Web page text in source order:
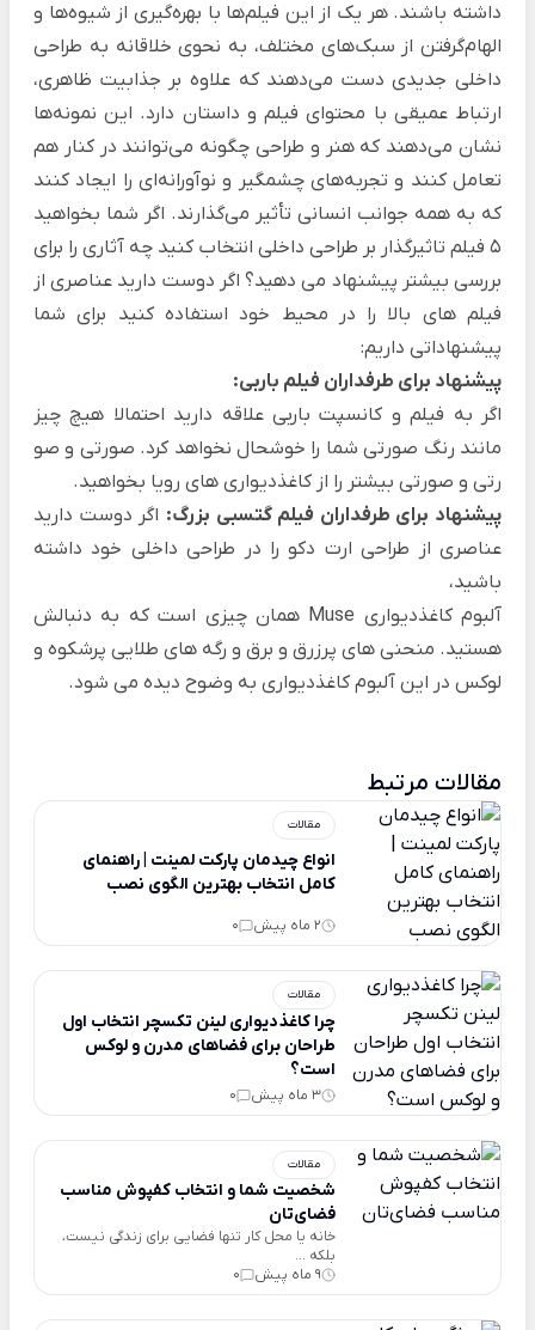
داشته باشند. هر یک از این فیلم‌ها با بهره‌گیری از شیوه‌ها و
الهام‌گرفتن از سبک‌های مختلف، به نحوی خلاقانه به طراحی
داخلی جدیدی دست می‌دهند که علاوه بر جذابیت ظاهری،
ارتباط عمیقی با محتوای فیلم و داستان دارد. این نمونه‌ها
نشان می‌دهند که هنر و طراحی چگونه می‌توانند در کنار هم
تعامل کنند و تجربه‌های چشمگیر و نوآورانه‌ای را ایجاد کنند
که به همه جوانب انسانی تأثیر می‌گذارند. اگر شما بخواهید
5 فیلم تاثیرگذار بر طراحی داخلی انتخاب کنید چه آثاری را برای
بررسی بیشتر پیشنهاد می دهید؟ اگر دوست دارید عناصری از
فیلم های بالا را در محیط خود استفاده کنید برای شما
پیشنهاداتی داریم:
پیشنهاد برای طرفداران فیلم باربی:
اگر به فیلم و کانسپت باربی علاقه دارید احتمالا هیچ چیز
مانند رنگ صورتی شما را خوشحال نخواهد کرد. صورتی و صو
رتی و صورتی بیشتر را از کاغذدیواری های رویا بخواهید.
پیشنهاد برای طرفداران فیلم گتسبی بزرگ: اگر دوست دارید
عناصری از طراحی ارت دکو را در طراحی داخلی خود داشته
باشید،
آلبوم کاغذدیواری Muse
همان چیزی است که به دنبالش
هستید. منحنی های پرزرق و برق و رگه های طلایی پرشکوه و
لوکس در این آلبوم کاغذدیواری به وضوح دیده می شود.
مقالات مرتبط
مقالات
انواع چیدمان پارکت لمینت | راهنمای
کامل انتخاب بهترین الگوی نصب
2 ماه پیش 0
مقالات
چرا کاغذدیواری لینن تکسچر انتخاب اول
طراحان برای فضاهای مدرن و لوکس
است؟
3 ماه پیش 0
مقالات
شخصیت شما و انتخاب کفپوش مناسب
فضای‌تان
خانه یا محل کار تنها فضایی برای زندگی نیست،
بلکه ...
9 ماه پیش
0